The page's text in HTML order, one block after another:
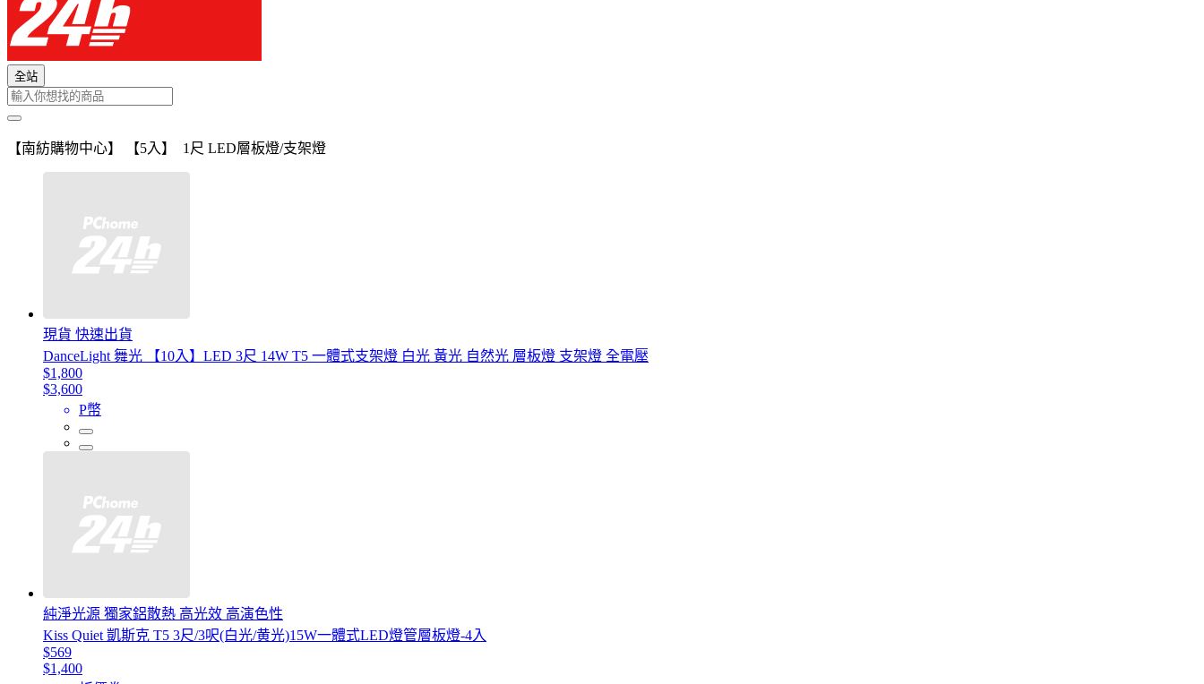
全站
【南紡購物中心】 【5入】 1尺 LED層板燈/支架燈
現貨 快速出貨
DanceLight 舞光 【10入】LED 3尺 14W T5 一體式支架燈 白光 黃光 自然光 層板燈 支架燈 全電壓
$1,800
$3,600
P幣
純淨光源 獨家鋁散熱 高光效 高演色性
Kiss Quiet 凱斯克 T5 3尺/3呎(白光/黄光)15W一體式LED燈管層板燈-4入
$569
$1,400